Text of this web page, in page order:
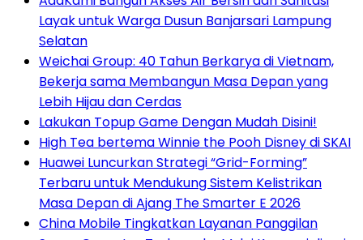
Layak untuk Warga Dusun Banjarsari Lampung
Selatan
Weichai Group: 40 Tahun Berkarya di Vietnam,
Bekerja sama Membangun Masa Depan yang
Lebih Hijau dan Cerdas
Lakukan Topup Game Dengan Mudah Disini!
High Tea bertema Winnie the Pooh Disney di SKAI
Huawei Luncurkan Strategi “Grid-Forming”
Terbaru untuk Mendukung Sistem Kelistrikan
Masa Depan di Ajang The Smarter E 2026
China Mobile Tingkatkan Layanan Panggilan